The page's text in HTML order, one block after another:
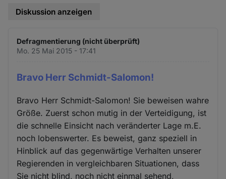
Diskussion anzeigen
Defragmentierung (nicht überprüft)
Mo. 25 Mai 2015 - 17:41
Bravo Herr Schmidt-Salomon!
Bravo Herr Schmidt-Salomon! Sie beweisen wahre
Größe. Zuerst schon mutig in der Verteidigung, ist
die schnelle Einsicht nach veränderter Lage m.E.
noch lobenswerter. Es beweist, ganz speziell in
Hinblick auf das gegenwärtige Verhalten unserer
Regierenden in vergleichbaren Situationen, dass
Sie nicht blind, noch nicht einmal sehend,